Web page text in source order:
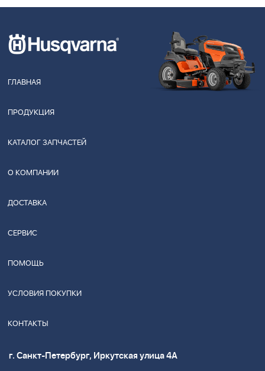
ГЛАВНАЯ
ПРОДУКЦИЯ
КАТАЛОГ ЗАПЧАСТЕЙ
О КОМПАНИИ
ДОСТАВКА
СЕРВИС
ПОМОЩЬ
УСЛОВИЯ ПОКУПКИ
КОНТАКТЫ
г. Санкт-Петербург, Иркутская улица 4А